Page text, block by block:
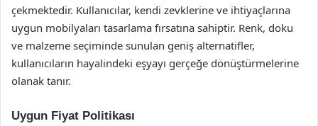
çekmektedir. Kullanıcılar, kendi zevklerine ve ihtiyaçlarına
uygun mobilyaları tasarlama fırsatına sahiptir. Renk, doku
ve malzeme seçiminde sunulan geniş alternatifler,
kullanıcıların hayalindeki eşyayı gerçeğe dönüştürmelerine
olanak tanır.
Uygun Fiyat Politikası